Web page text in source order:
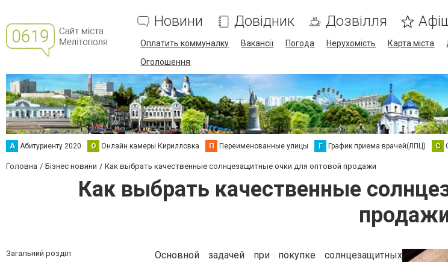
Новини Довідник Дозвілля
Оплатить коммуналку Вакансії Погода Нерухомість Карта міста
Оголошення
А Абитуриенту 2020 О Онлайн камеры Кирилловка П Переименованные улицы Г График приема врачей(ЛПЦ) С
Головна Бізнес новини Как выбрать качественные солнцезащитные очки для оптовой продажи
Как выбрать качественные
Загальний розділ
Основной задачей при покупке солнцезащитных